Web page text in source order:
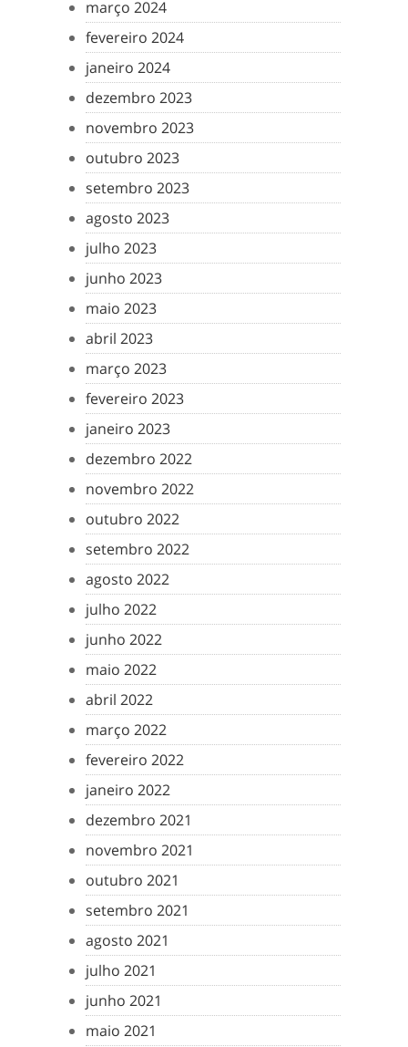
março 2024
fevereiro 2024
janeiro 2024
dezembro 2023
novembro 2023
outubro 2023
setembro 2023
agosto 2023
julho 2023
junho 2023
maio 2023
abril 2023
março 2023
fevereiro 2023
janeiro 2023
dezembro 2022
novembro 2022
outubro 2022
setembro 2022
agosto 2022
julho 2022
junho 2022
maio 2022
abril 2022
março 2022
fevereiro 2022
janeiro 2022
dezembro 2021
novembro 2021
outubro 2021
setembro 2021
agosto 2021
julho 2021
junho 2021
maio 2021